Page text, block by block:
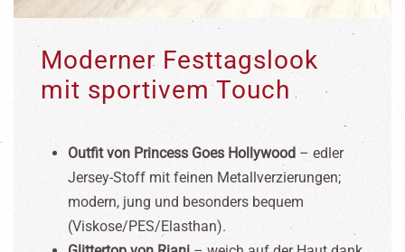
Moderner Festtagslook
mit sportivem Touch
Outfit von Princess Goes Hollywood – edler
Jersey-Stoff mit feinen Metallverzierungen;
modern, jung und besonders bequem
(Viskose/PES/Elasthan).